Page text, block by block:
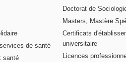
de santé
santé
Doctorat de
Masters, Mastère
Certificats
universitaire
Licences